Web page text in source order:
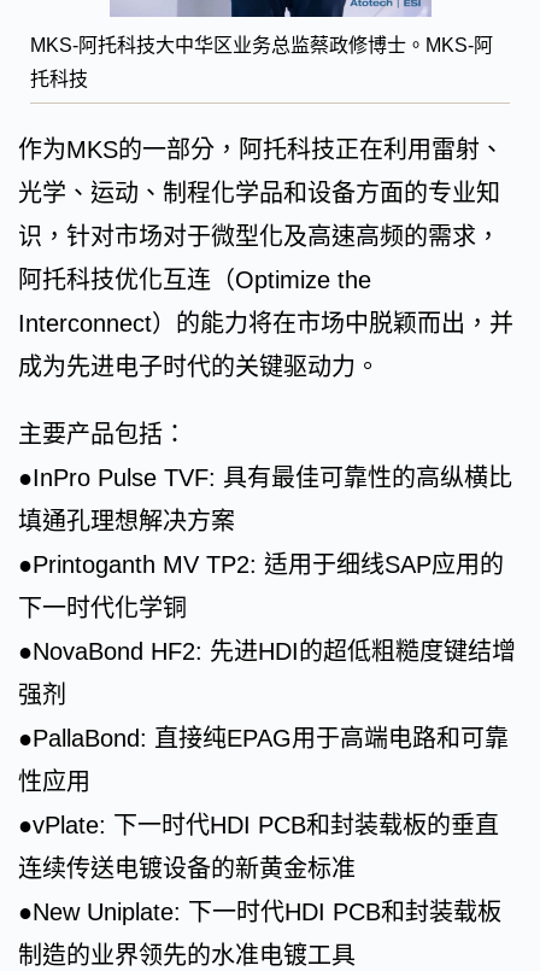
MKS-阿托科技大中华区业务总监蔡政修博士。MKS-阿
托科技
作为MKS的一部分，阿托科技正在利用雷射、
光学、运动、制程化学品和设备方面的专业知
识，针对市场对于微型化及高速高频的需求，
阿托科技优化互连（Optimize the
Interconnect）的能力将在市场中脱颖而出，并
成为先进电子时代的关键驱动力。
主要产品包括：
●InPro Pulse TVF: 具有最佳可靠性的高纵横比
填通孔理想解决方案
●Printoganth MV TP2: 适用于细线SAP应用的
下一时代化学铜
●NovaBond HF2: 先进HDI的超低粗糙度键结增
强剂
●PallaBond: 直接纯EPAG用于高端电路和可靠
性应用
●vPlate: 下一时代HDI PCB和封装载板的垂直
连续传送电镀设备的新黄金标准
●New Uniplate: 下一时代HDI PCB和封装载板
制造的业界领先的水准电镀工具